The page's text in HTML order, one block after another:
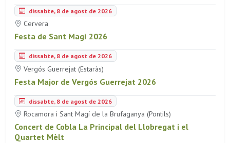
dissabte, 8 de agost de 2026
Cervera
Festa de Sant Magí 2026
dissabte, 8 de agost de 2026
Vergós Guerrejat (Estaràs)
Festa Major de Vergós Guerrejat 2026
dissabte, 8 de agost de 2026
Rocamora i Sant Magí de la Brufaganya (Pontils)
Concert de Cobla La Principal del Llobregat i el
Quartet Mèlt